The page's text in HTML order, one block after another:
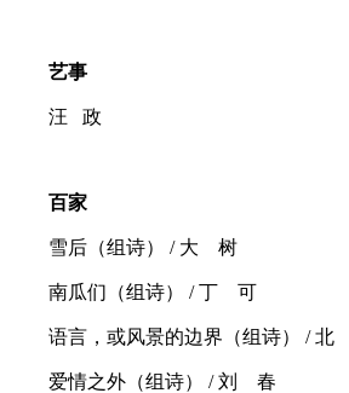
艺事
汪 政
百家
雪后（组诗） / 大 树
南瓜们（组诗） / 丁 可
语言，或风景的边界（组诗） / 北
爱情之外（组诗） / 刘 春